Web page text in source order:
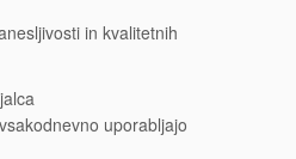
in kvalitetnih
uporabljajo